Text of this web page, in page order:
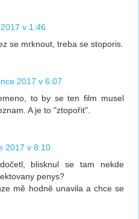
v 1:46
se mrknout, treba se stoporis.
2017 v 6:07
to by se ten film musel
A je to "ztopořit".
2017 v 8:10
blisknul se tam nekde
penys?
mě hodně unavila a chce se